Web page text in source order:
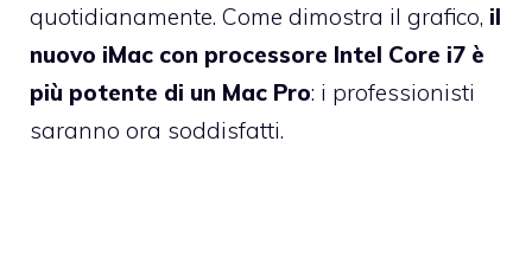
quotidianamente. Come dimostra il grafico, il
nuovo iMac con processore Intel Core i7 è
più potente di un Mac Pro: i professionisti
saranno ora soddisfatti.